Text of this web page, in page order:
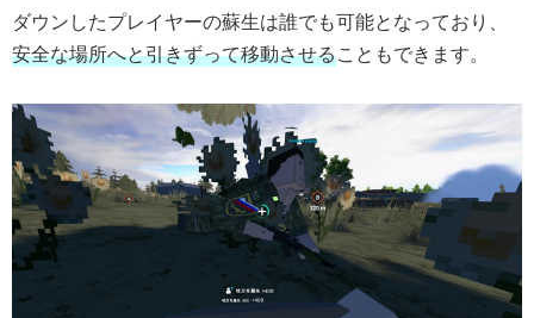
ダウンしたプレイヤーの蘇生は誰でも可能となっており、
安全な場所へと引きずって移動させることもできます。